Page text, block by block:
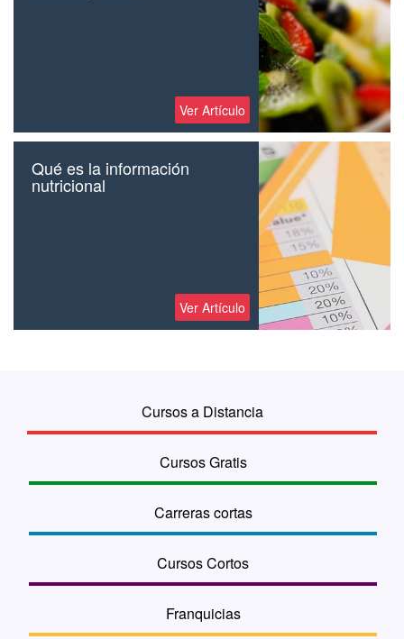
Ver Artículo
Qué es la información
nutricional
Ver Artículo
Cursos a Distancia
Cursos Gratis
Carreras cortas
Cursos Cortos
Franquicias